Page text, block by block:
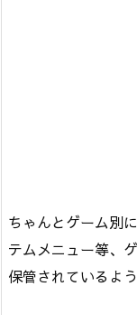
ちゃんとゲーム別
テムメニュー等、
保管されているよう